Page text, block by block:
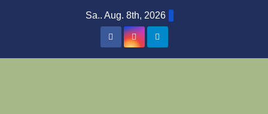
Sa.. Aug. 8th, 2026